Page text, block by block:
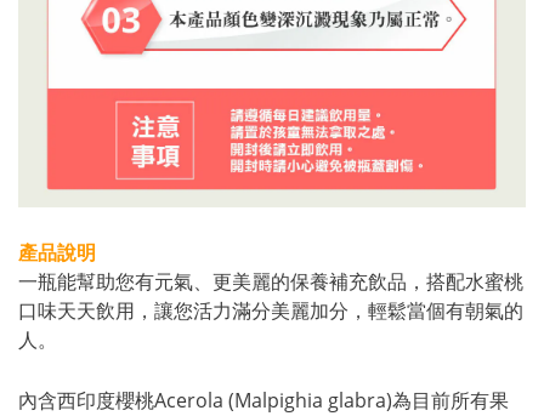
產品說明
一瓶能幫助您有元氣、更美麗的保養補充飲品，搭配水蜜桃
口味天天飲用，讓您活力滿分美麗加分，輕鬆當個有朝氣的
人。
內含西印度櫻桃Acerola (Malpighia glabra)為目前所有果